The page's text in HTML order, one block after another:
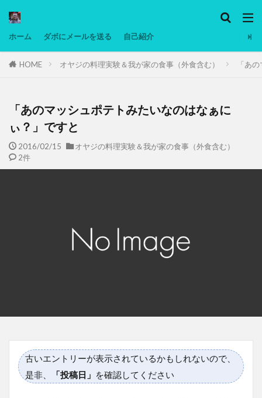
ホーム ダボにメールを送る 自己紹介
HOME オヤジの料理実験＆我が家の食事（外食含む） 「あ
「あのマッシュポテトみたいなのはなぁに
ぃ？」ですと
2016/02/15
オヤジの料理実験＆我が家の食事（外食含む）
2件
古いエントリーが表示されているかもしれないので、
是非、
「投稿日」 を確認してください
タグ
マレーシア動画
ヨーグルト
低温調理・スロークッカー
備忘録
動画 日本人村社会 脱水シート